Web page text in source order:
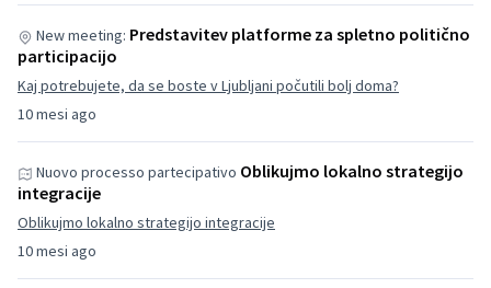
10 mesi ago
New meeting: Predstavitev platforme za spletno politično
participacijo
Kaj potrebujete, da se boste v Ljubljani počutili bolj doma?
10 mesi ago
Nuovo processo partecipativo Oblikujmo lokalno strategijo
integracije
Oblikujmo lokalno strategijo integracije